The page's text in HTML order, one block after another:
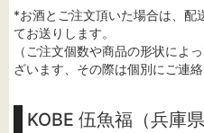
*お酒とご注文頂いた場合は、配
てお送りします。
（ご注文個数や商品の形状によ
ざいます、その際は個別にご連
KOBE 伍魚福（兵庫県